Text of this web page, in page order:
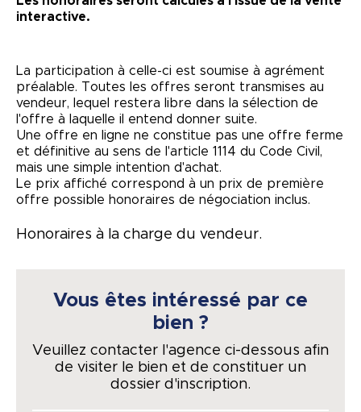
interactive.
La participation à celle-ci est soumise à agrément
préalable. Toutes les offres seront transmises au
vendeur, lequel restera libre dans la sélection de
l'offre à laquelle il entend donner suite.
Une offre en ligne ne constitue pas une offre ferme
et définitive au sens de l'article 1114 du Code Civil,
mais une simple intention d'achat.
Le prix affiché correspond à un prix de première
offre possible honoraires de négociation inclus.
Honoraires à la charge du vendeur.
Vous êtes intéressé par ce
bien ?
Veuillez contacter l'agence ci-dessous afin
de visiter le bien et de constituer un
dossier d'inscription.